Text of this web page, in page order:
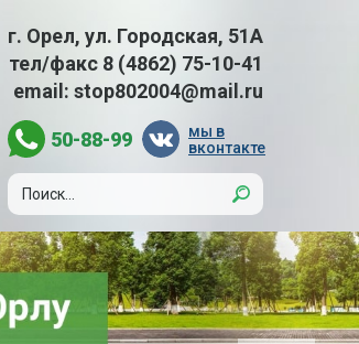
г. Орел, ул. Городская, 51А
тел/факс 8 (4862) 75-10-41
email: stop802004@mail.ru
50-88-99
мы в
вконтакте